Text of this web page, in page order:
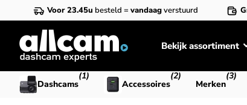
Voor 23.45u besteld = vandaagverstuurd
Bekijk assortiment
Dashcams
(1)
Accessoires
(2)
Merken
(3)